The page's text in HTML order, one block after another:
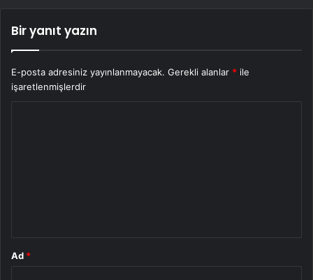
Bir yanıt yazın
E-posta adresiniz yayınlanmayacak. Gerekli alanlar * ile
işaretlenmişlerdir
Ad *